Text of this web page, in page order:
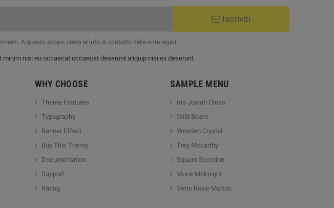
Iscriviti
A questo scopo, cerca le info di contatto nelle note legali.
minim nisi eu occaecat occaecat deserunt aliquip nisi ex deserunt.
WHY CHOOSE
Theme Features
Typography
Banner Effect
Buy This Theme
Documentation
Support
Rating
SAMPLE MENU
Iris Josiah Cross
Wild Beam
Wooden Crystal
Trey Mccarthy
Square Scorpion
Vince Mcknight
Vette Roxie Morton